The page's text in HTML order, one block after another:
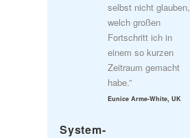
selbst nicht glauben,
welch großen
Fortschritt ich in
einem so kurzen
Zeitraum gemacht
habe.”
Eunice Arme-White, UK
System-